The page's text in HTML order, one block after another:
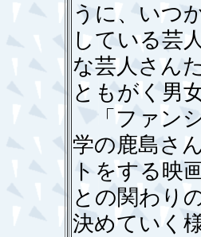
うに、いつ
している芸
な芸人さん
ともがく男
「ファン
学の鹿島さ
トをする映
との関わり
決めていく